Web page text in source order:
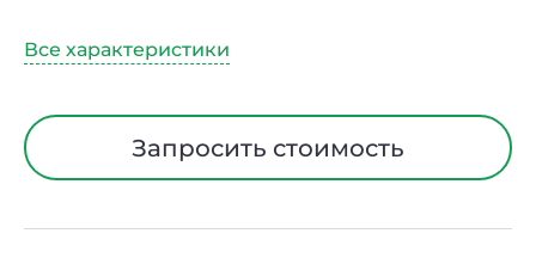
Угол рассеивания
Диапазон рабочих
температурЗапросить стоимость